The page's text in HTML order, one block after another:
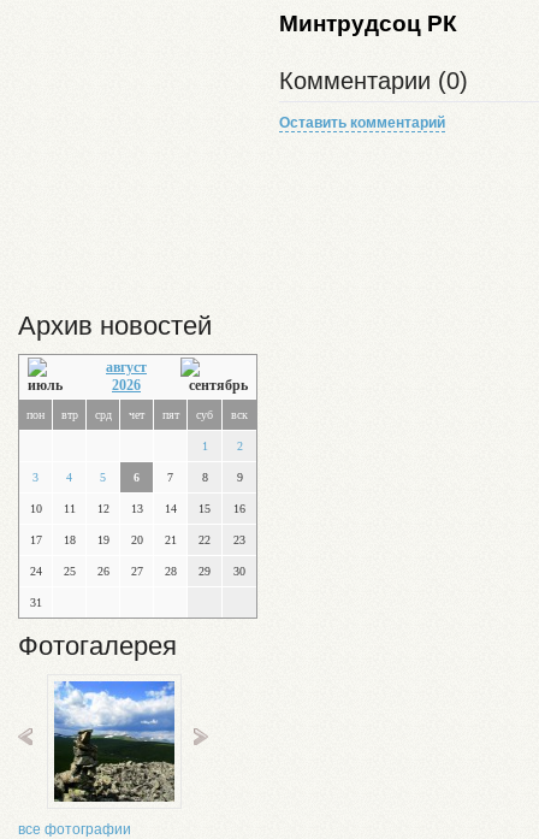
Архив новостей
август
2026
пон втр срд чет пят суб вск
1 2
3 4 5 6 7 8 9
10 11 12 13 14 15 16
17 18 19 20 21 22 23
24 25 26 27 28 29 30
31
Фотогалерея
все фотографии
Минтрудсоц РК
Комментарии (0)
Оставить комментарий